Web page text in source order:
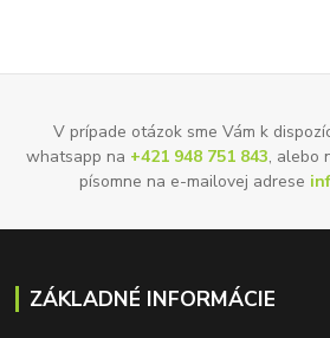
V prípade otázok sme Vám k
whatsapp na +421 948 751 843, alebo
písomne na e-mailovej adrese
ZÁKLADNÉ INFORMÁCIE